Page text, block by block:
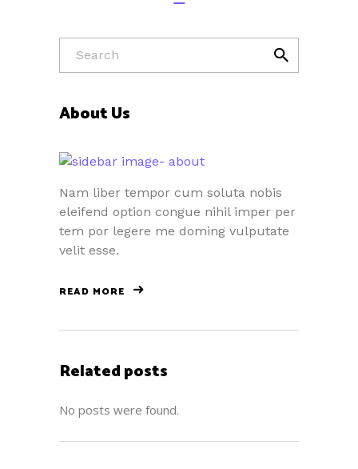
About Us
Nam liber tempor cum soluta nobis
eleifend option congue nihil imper per
tem por legere me doming vulputate
velit esse.
READ MORE
Related posts
No posts were found.